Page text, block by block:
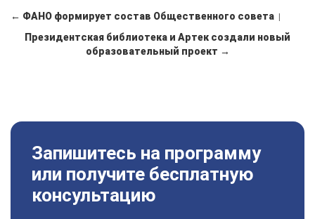
← ФАНО формирует состав Общественного совета
Президентская библиотека и Артек создали новый
образовательный проект →
Запишитесь на программу
или получите бесплатную
консультацию